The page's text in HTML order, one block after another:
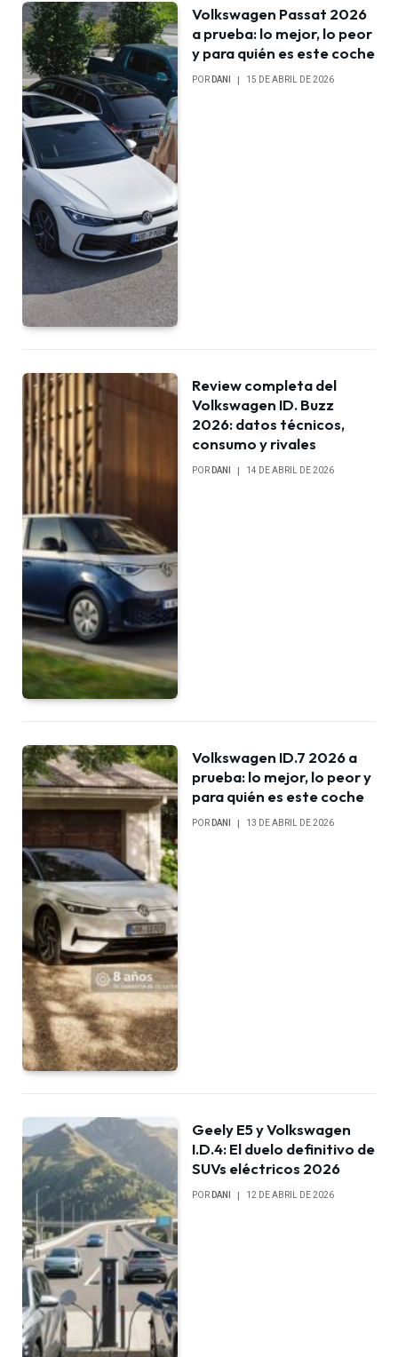
Volkswagen Passat 2026
a prueba: lo mejor, lo peor
y para quién es este coche
POR DANI 15 DE ABRIL DE 2026
Review completa del
Volkswagen ID. Buzz
2026: datos técnicos,
consumo y rivales
POR DANI 14 DE ABRIL DE 2026
Volkswagen ID.7 2026 a
prueba: lo mejor, lo peor y
para quién es este coche
POR DANI 13 DE ABRIL DE 2026
Geely E5 y Volkswagen
I.D.4: El duelo definitivo de
SUVs eléctricos 2026
POR DANI 12 DE ABRIL DE 2026